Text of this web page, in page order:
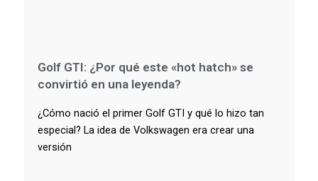
Golf GTI: ¿Por qué este «hot hatch» se
convirtió en una leyenda?
¿Cómo nació el primer Golf GTI y qué lo hizo tan
especial? La idea de Volkswagen era crear una
versión